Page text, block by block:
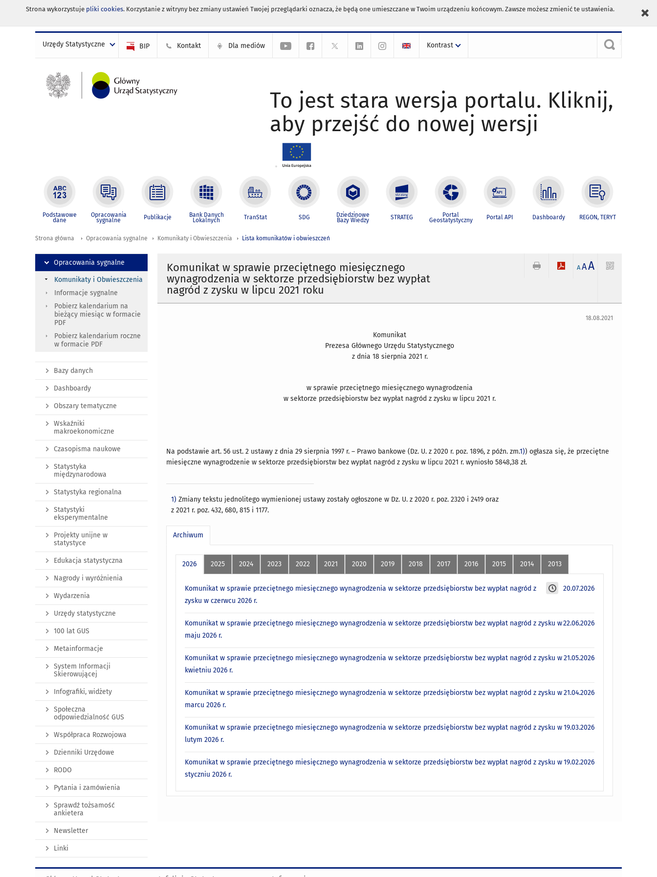
Strona wykorzystuje pliki cookies. Korzystanie z witryny bez zmiany ustawień Twojej przeglądarki oznacza, że będą one umieszczane w Twoim urządzeniu końcowym. Zawsze możesz zmienić te ustawienia.
Urzędy Statystyczne BIP Kontakt Dla mediów Kontrast
To jest stara wersja portalu. Kliknij,
aby przejść do nowej wersji
Podstawowe
dane
Opracowania
sygnalne Publikacje Bank Danych
Lokalnych TranStat SDG Dziedzinowe
Bazy Wiedzy STRATEG Portal
Geostatystyczny Portal API Dashboardy REGON, TERYT
Strona główna Opracowania sygnalne Komunikaty i Obwieszczenia Lista komunikatów i obwieszczeń
Komunikat w sprawie przeciętnego miesięcznego
wynagrodzenia w sektorze przedsiębiorstw bez wypłat
nagród z zysku w lipcu 2021 roku
A AA
18.08.2021
Komunikat
Prezesa Głównego Urzędu Statystycznego
z dnia 18 sierpnia 2021 r.
w sprawie przeciętnego miesięcznego wynagrodzenia
w sektorze przedsiębiorstw bez wypłat nagród z zysku w lipcu 2021 r.
Na podstawie art. 56 ust. 2 ustawy z dnia 29 sierpnia 1997 r. – Prawo bankowe (Dz. U. z 2020 r. poz. 1896, z późn. zm.1)) ogłasza się, że przeciętne
miesięczne wynagrodzenie w sektorze przedsiębiorstw bez wypłat nagród z zysku w lipcu 2021 r. wyniosło 5848,38 zł.
1) Zmiany tekstu jednolitego wymienionej ustawy zostały ogłoszone w Dz. U. z 2020 r. poz. 2320 i 2419 oraz
z 2021 r. poz. 432, 680, 815 i 1177.
Archiwum
2026 2025 2024 2023 2022 2021 2020 2019 2018 2017 2016 2015 2014 2013
20.07.2026
Komunikat w sprawie przeciętnego miesięcznego wynagrodzenia w sektorze przedsiębiorstw bez wypłat nagród z
zysku w czerwcu 2026 r.
22.06.2026
Komunikat w sprawie przeciętnego miesięcznego wynagrodzenia w sektorze przedsiębiorstw bez wypłat nagród z zysku w
maju 2026 r.
21.05.2026
Komunikat w sprawie przeciętnego miesięcznego wynagrodzenia w sektorze przedsiębiorstw bez wypłat nagród z zysku w
kwietniu 2026 r.
21.04.2026
Komunikat w sprawie przeciętnego miesięcznego wynagrodzenia w sektorze przedsiębiorstw bez wypłat nagród z zysku w
marcu 2026 r.
19.03.2026
Komunikat w sprawie przeciętnego miesięcznego wynagrodzenia w sektorze przedsiębiorstw bez wypłat nagród z zysku w
lutym 2026 r.
19.02.2026
Komunikat w sprawie przeciętnego miesięcznego wynagrodzenia w sektorze przedsiębiorstw bez wypłat nagród z zysku w
styczniu 2026 r.
Opracowania sygnalne
Komunikaty i Obwieszczenia
Informacje sygnalne
Pobierz kalendarium na
bieżący miesiąc w formacie
PDF
Pobierz kalendarium roczne
w formacie PDF
Bazy danych
Dashboardy
Obszary tematyczne
Wskaźniki
makroekonomiczne
Czasopisma naukowe
Statystyka
międzynarodowa
Statystyka regionalna
Statystyki
eksperymentalne
Projekty unijne w
statystyce
Edukacja statystyczna
Nagrody i wyróżnienia
Wydarzenia
Urzędy statystyczne
100 lat GUS
Metainformacje
System Informacji
Skierowującej
Infografiki, widżety
Społeczna
odpowiedzialność GUS
Współpraca Rozwojowa
Dzienniki Urzędowe
RODO
Pytania i zamówienia
Sprawdź tożsamość
ankietera
Newsletter
Linki